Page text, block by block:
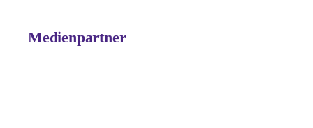
Medienpartner